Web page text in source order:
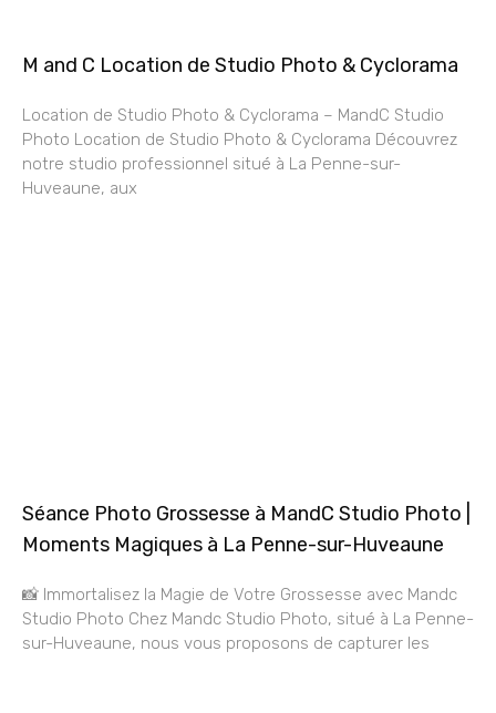
M and C Location de Studio Photo & Cyclorama
Location de Studio Photo & Cyclorama – MandC Studio
Photo Location de Studio Photo & Cyclorama Découvrez
notre studio professionnel situé à La Penne-sur-
Huveaune, aux
Séance Photo Grossesse à MandC Studio Photo |
Moments Magiques à La Penne-sur-Huveaune
📸 Immortalisez la Magie de Votre Grossesse avec Mandc
Studio Photo Chez Mandc Studio Photo, situé à La Penne-
sur-Huveaune, nous vous proposons de capturer les